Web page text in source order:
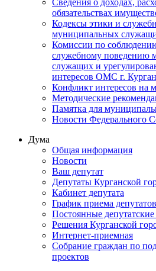
Сведения о доходах,
обязательствах
Кодексы этики и
муниципальных
Комиссии по
служебному поведению
служащих и
интересов ОМС г.
Конфликт интересов на
Методические
Памятка для
Новости Федерального
Дума
Общая информация
Новости
Ваш депутат
Депутаты Курганской
Кабинет депутата
График приема депутатов
Постоянные
Решения Курганской
Интернет-приемная
Собрание граждан по
проектов